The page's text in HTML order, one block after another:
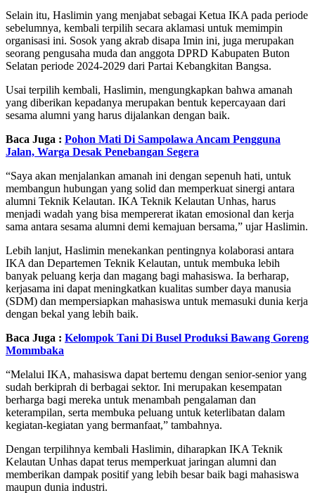
Selain itu, Haslimin yang menjabat sebagai Ketua IKA pada periode
sebelumnya, kembali terpilih secara aklamasi untuk memimpin
organisasi ini. Sosok yang akrab disapa Imin ini, juga merupakan
seorang pengusaha muda dan anggota DPRD Kabupaten Buton
Selatan periode 2024-2029 dari Partai Kebangkitan Bangsa.
Usai terpilih kembali, Haslimin, mengungkapkan bahwa amanah
yang diberikan kepadanya merupakan bentuk kepercayaan dari
sesama alumni yang harus dijalankan dengan baik.
Baca Juga : Pohon Mati Di Sampolawa Ancam Pengguna
Jalan, Warga Desak Penebangan Segera
“Saya akan menjalankan amanah ini dengan sepenuh hati, untuk
membangun hubungan yang solid dan memperkuat sinergi antara
alumni Teknik Kelautan. IKA Teknik Kelautan Unhas, harus
menjadi wadah yang bisa mempererat ikatan emosional dan kerja
sama antara sesama alumni demi kemajuan bersama,” ujar Haslimin.
Lebih lanjut, Haslimin menekankan pentingnya kolaborasi antara
IKA dan Departemen Teknik Kelautan, untuk membuka lebih
banyak peluang kerja dan magang bagi mahasiswa. Ia berharap,
kerjasama ini dapat meningkatkan kualitas sumber daya manusia
(SDM) dan mempersiapkan mahasiswa untuk memasuki dunia kerja
dengan bekal yang lebih baik.
Baca Juga : Kelompok Tani Di Busel Produksi Bawang Goreng
Mommbaka
“Melalui IKA, mahasiswa dapat bertemu dengan senior-senior yang
sudah berkiprah di berbagai sektor. Ini merupakan kesempatan
berharga bagi mereka untuk menambah pengalaman dan
keterampilan, serta membuka peluang untuk keterlibatan dalam
kegiatan-kegiatan yang bermanfaat,” tambahnya.
Dengan terpilihnya kembali Haslimin, diharapkan IKA Teknik
Kelautan Unhas dapat terus memperkuat jaringan alumni dan
memberikan dampak positif yang lebih besar baik bagi mahasiswa
maupun dunia industri.